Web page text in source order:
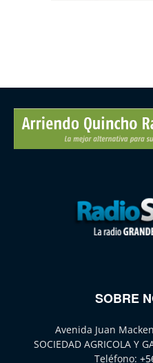
SOBRE
Avenida Juan
SOCIEDAD AGRICOLA Y
Teléfono: